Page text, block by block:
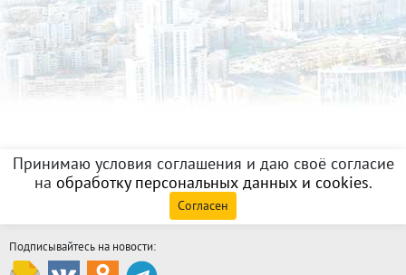
Принимаю условия соглашения и даю своё согласие
на обработку персональных данных и cookies.
Согласен
Подписывайтесь на новости: